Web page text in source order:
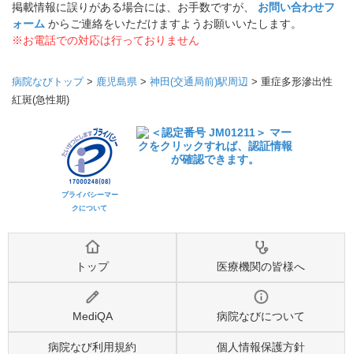
掲載情報に誤りがある場合には、お手数ですが、 お問い合わせフ
ォーム からご連絡をいただけますようお願いいたします。
※お電話での対応は行っておりません
病院なびトップ> 鹿児島県 > 神田(交通局前)駅周辺 > 重症多形滲出性
紅斑(急性期)
プライバシーマー
クについて
トップ 医療機関の皆様へ
MediQA 病院なびについて
病院なび利用規約 個人情報保護方針